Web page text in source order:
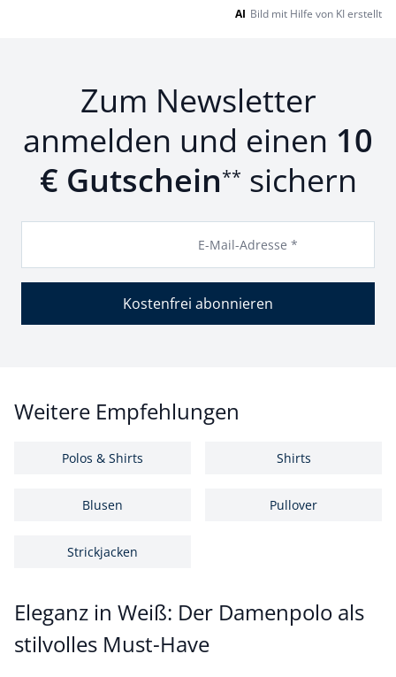
AI Bild mit Hilfe von KI erstellt
Zum Newsletter
anmelden und einen 10
€ Gutschein** sichern
E-Mail-Adresse *
Kostenfrei abonnieren
Weitere Empfehlungen
Polos & Shirts Shirts
Blusen Pullover
Strickjacken
Eleganz in Weiß: Der Damenpolo als
stilvolles Must-Have